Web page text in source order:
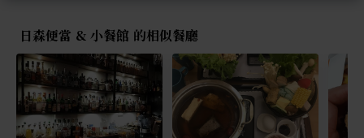
日森便當 & 小餐館 的相似餐廳